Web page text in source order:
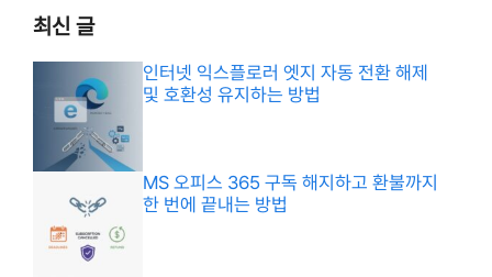
최신 글
인터넷 익스플로러 엣지 자동 전환 해제
및 호환성 유지하는 방법
MS 오피스 365 구독 해지하고 환불까지
한 번에 끝내는 방법